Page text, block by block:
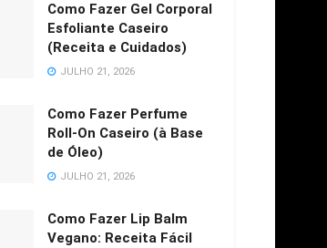
Como Fazer Gel Corporal
Esfoliante Caseiro
(Receita e Cuidados)
JULHO 21, 2026
Como Fazer Perfume
Roll-On Caseiro (à Base
de Óleo)
JULHO 21, 2026
Como Fazer Lip Balm
Vegano: Receita Fácil